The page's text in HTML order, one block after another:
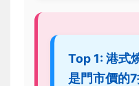
Top 1: 港式
是門市價的